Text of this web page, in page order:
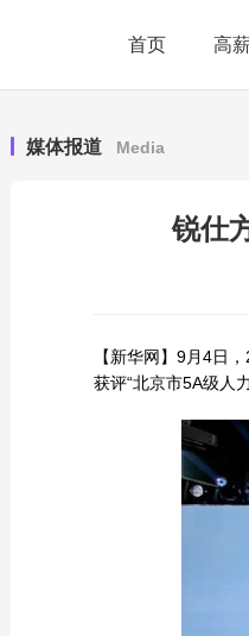
首页 高
媒体报道 Media
锐仕
【新华网】9月4日
获评“北京市5A级人